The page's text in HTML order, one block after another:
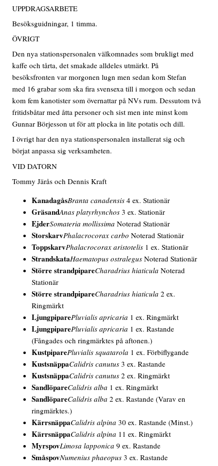
UPPDRAGSARBETE
Besöksguidningar, 1 timma.
ÖVRIGT
Den nya stationspersonalen välkomnades som brukligt med
kaffe och tårta, det smakade alldeles utmärkt. På
besöksfronten var morgonen lugn men sedan kom Stefan
med 16 grabar som ska fira svensexa till i morgon och sedan
kom fem kanotister som övernattar på NVs rum. Dessutom två
fritidsbåtar med åtta personer och sist men inte minst kom
Gunnar Börjesson ut för att plocka in lite potatis och dill.
I övrigt har den nya stationspersonalen installerat sig och
börjat anpassa sig verksamheten.
VID DATORN
Tommy Järås och Dennis Kraft
KanadagåsBranta canadensis 4 ex. Stationär
GräsandAnas platyrhynchos 3 ex. Stationär
EjderSomateria mollissima Noterad Stationär
StorskarvPhalacrocorax carbo Noterad Stationär
ToppskarvPhalacrocorax aristotelis 1 ex. Stationär
StrandskataHaematopus ostralegus Noterad Stationär
Större strandpipareCharadrius hiaticula Noterad
Stationär
Större strandpipareCharadrius hiaticula 2 ex.
Ringmärkt
LjungpiparePluvialis apricaria 1 ex. Ringmärkt
LjungpiparePluvialis apricaria 1 ex. Rastande
(Fångades och ringmärktes på aftonen.)
KustpiparePluvialis squatarola 1 ex. Förbiflygande
KustsnäppaCalidris canutus 3 ex. Rastande
KustsnäppaCalidris canutus 2 ex. Ringmärkt
SandlöpareCalidris alba 1 ex. Ringmärkt
SandlöpareCalidris alba 2 ex. Rastande(Varav en
ringmärktes.)
KärrsnäppaCalidris alpina 30 ex. Rastande(Minst.)
KärrsnäppaCalidris alpina 11 ex. Ringmärkt
MyrspovLimosa lapponica 9 ex. Rastande
SmåspovNumenius phaeopus 3 ex. Rastande